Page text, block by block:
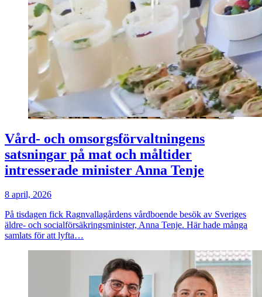
Vård- och omsorgsförvaltningens
satsningar på mat och måltider
intresserade minister Anna Tenje
8 april, 2026
På tisdagen fick Ragnvallagårdens vårdboende besök av Sveriges
äldre- och socialförsäkringsminister, Anna Tenje. Här hade många
samlats för att lyfta…